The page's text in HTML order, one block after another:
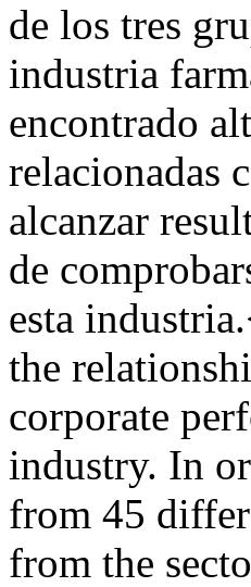
de los tres
industria
encontrado
relacionadas
alcanzar
de
esta
the
corporate
industry. In
from 45
from the